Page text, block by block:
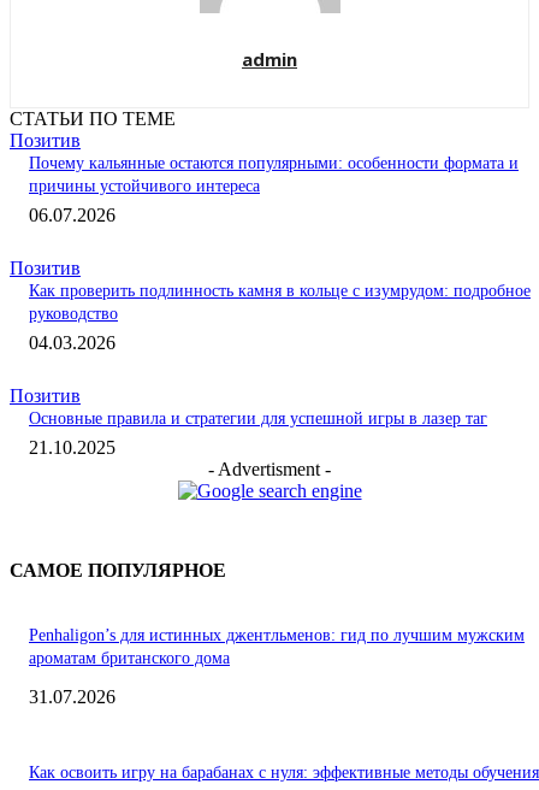
admin
СТАТЬИ ПО ТЕМЕ
Позитив
Почему кальянные остаются популярными: особенности формата и
причины устойчивого интереса
06.07.2026
Позитив
Как проверить подлинность камня в кольце с изумрудом: подробное
руководство
04.03.2026
Позитив
Основные правила и стратегии для успешной игры в лазер таг
21.10.2025
- Advertisment -
САМОЕ ПОПУЛЯРНОЕ
Penhaligon’s для истинных джентльменов: гид по лучшим мужским
ароматам британского дома
31.07.2026
Как освоить игру на барабанах с нуля: эффективные методы